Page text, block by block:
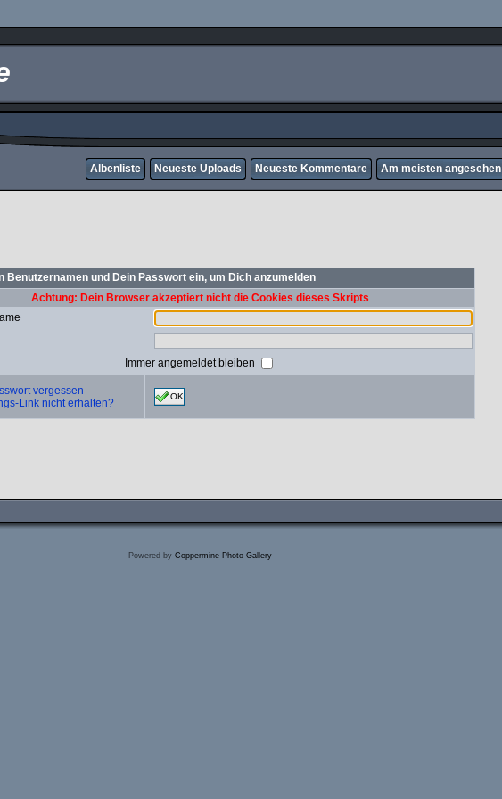
Albenliste Neueste Uploads Neueste Kommentare Am meisten angesehen
Benutzernamen und Dein Passwort ein, um Dich anzumelden
Achtung: Dein Browser akzeptiert nicht die Cookies dieses Skripts
Immer angemeldet bleiben
vergessen
Link nicht erhalten?
OK
Powered by Coppermine Photo Gallery